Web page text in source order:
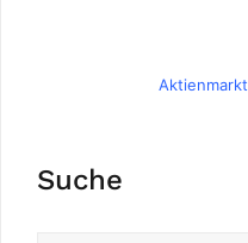
Aktienmarkt
Suche